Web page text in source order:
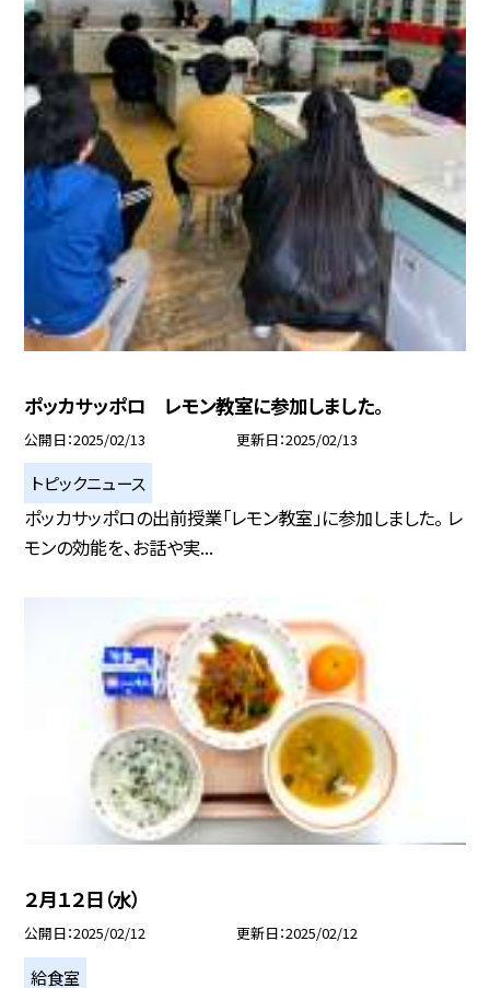
ポッカサッポロ レモン教室に参加しました。
公開日 2025/02/13 更新日 2025/02/13
トピックニュース
ポッカサッポロの出前授業「レモン教室」に参加しました。 レ
モンの効能を、お話や実...
２月１２日（水）
公開日 2025/02/12 更新日 2025/02/12
給食室